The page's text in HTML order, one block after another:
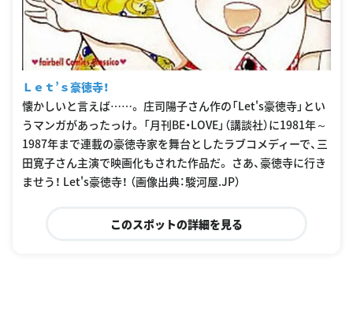
Ｌｅｔ’ｓ豪徳寺！
懐かしいと言えば……。 庄司陽子さん作の「Let's豪徳寺」とい
うマンガがあったっけ。 「月刊BE・LOVE」（講談社）に1981年～
1987年まで連載の豪徳寺家を舞台としたラブコメディーで、三
田寛子さん主演で映画化もされた作品だ。 さあ、豪徳寺に行き
ませう！ Let's豪徳寺！ （画像出典：駿河屋.JP）
このスポットの詳細を見る